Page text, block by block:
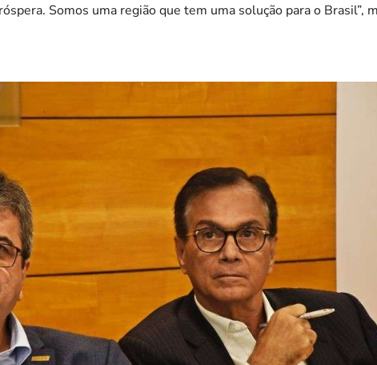
Somos uma região que tem uma solução para o Brasil”,